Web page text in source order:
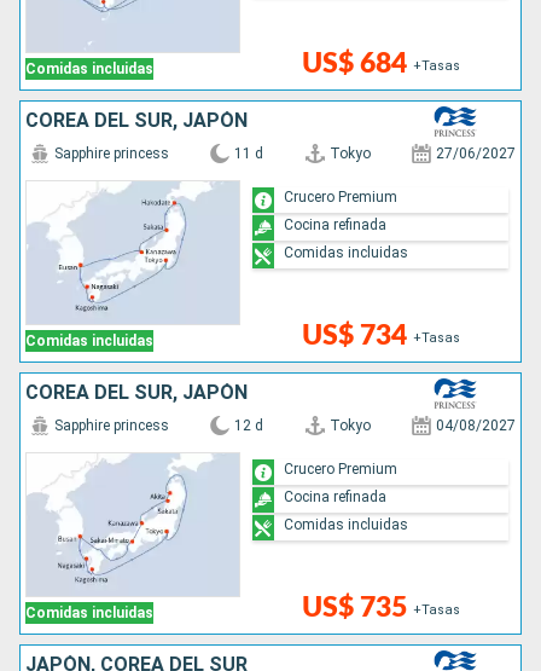
Comidas incluidas US$ 684 +Tasas
COREA DEL SUR, JAPÓN
Comidas incluidas
Sapphire princess 11 d Tokyo 27/06/2027
US$ 734 +Tasas
Crucero Premium
Cocina refinada
Comidas incluidas
COREA DEL SUR, JAPÓN
Comidas incluidas
Sapphire princess 12 d Tokyo 04/08/2027
US$ 735 +Tasas
Crucero Premium
Cocina refinada
Comidas incluidas
JAPÓN, COREA DEL SUR